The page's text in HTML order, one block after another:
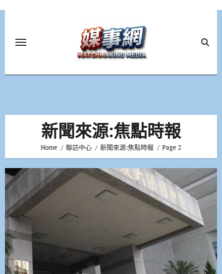
新聞來源:焦點時報
Home 聯訪中心 新聞來源:焦點時報 Page 2